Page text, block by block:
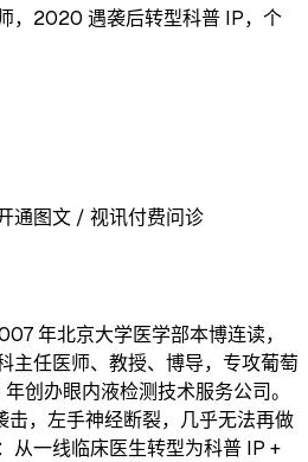
，2020 遇袭后转型科普 IP，个
通图文 / 视讯付费问诊
年北京大学医学部本博连读，
主任医师、教授、博导，专攻葡萄
创办眼内液检测技术服务公司。
，左手神经断裂，几乎无法再做
从一线临床医生转型为科普 IP +